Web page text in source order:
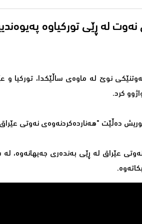
نوێ لە ماوەی ساڵێكدا، توركیا و
كرد.
دەڵێت "هەناردەكردنەوەی نەوتى